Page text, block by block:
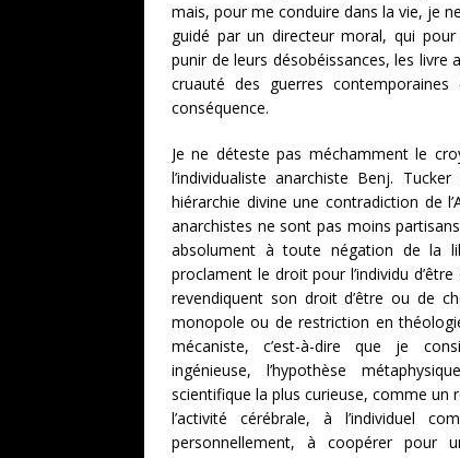
mais, pour me conduire dans la vie, je
guidé par un directeur moral, qui
punir de leurs désobéissances, les
cruauté des guerres
conséquence.
Je ne déteste pas méchamment le
l’individualiste anarchiste Benj.
hiérarchie divine une contradiction de
anarchistes ne sont pas moins
absolument à toute négation de la
proclament le droit pour l’individu
revendiquent son droit d’être ou de
monopole ou de restriction en
mécaniste, c’est-à-dire que je
ingénieuse, l’hypothèse
scientifique la plus curieuse, comme
l’activité cérébrale, à l’individuel
personnellement, à coopérer pour